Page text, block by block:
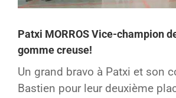
Patxi MORROS Vice-champion
gomme creuse!
Un grand bravo à Patxi et son
Bastien pour leur deuxième